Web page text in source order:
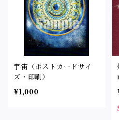
宇宙（ポストカードサイ
ズ・印刷）
¥1,000